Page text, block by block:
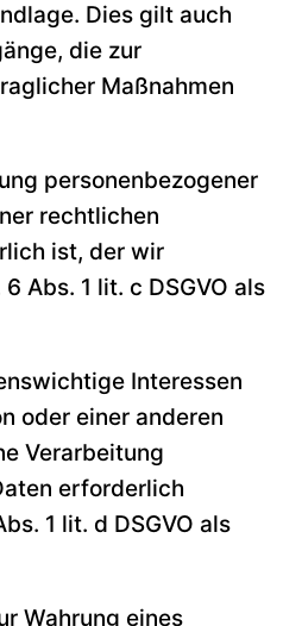
Dies gilt auch
die zur
Maßnahmen
personenbezogener
rechtlichen
ist, der wir
Abs. 1 lit. c DSGVO als
Interessen
oder einer anderen
Verarbeitung
erforderlich
1 lit. d DSGVO als
Wahrung eines